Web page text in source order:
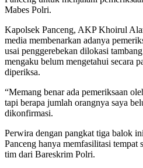
Mabes Polri.
Kapolsek Panceng, AKP Khoirul
media membenarkan adanya
usai penggerebekan dilokasi
mengaku belum mengetahui secara
diperiksa.
“Memang benar ada pemeriksaan
tapi berapa jumlah orangnya saya
dikonfirmasi.
Perwira dengan pangkat tiga balok
Panceng hanya memfasilitasi tempat
tim dari Bareskrim Polri.